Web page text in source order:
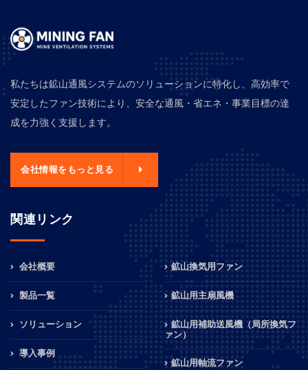
私たちは鉱山通風システムのソリューションに特化し、高効率で
安定したファン技術により、安全な通風・省エネ・事業目標の達
成を力強く支援します。
会社情報をもっと見る
関連リンク
会社概要
製品一覧
ソリューション
導入事例
鉱山換気用ファン
鉱山用主扇風機
鉱山用補助送風機（局所換気フ
ァン）
鉱山用軸流ファン